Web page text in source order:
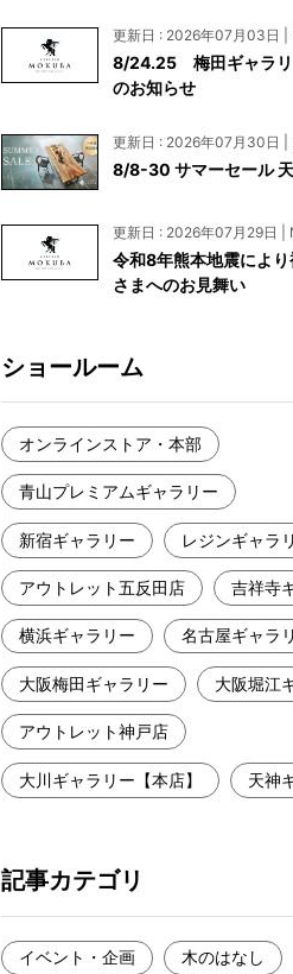
工務店様・設
一枚板買い取
更新日 : 2026年07月03日 |
8/24.25 梅田ギャラ
のお知らせ
更新日 : 2026年07月30日 |
8/8-30 サマーセール
更新日 : 2026年07月29日 |
令和8年熊本地震によ
さまへのお見舞い
ショールーム
オンラインストア・本部
青山プレミアムギャラリー
新宿ギャラリー レジンギャラ
アウトレット五反田店 吉祥寺
横浜ギャラリー 名古屋ギャラ
大阪梅田ギャラリー 大阪堀江
アウトレット神戸店
大川ギャラリー【本店】 天神
記事カテゴリ
イベント・企画 木のはなし